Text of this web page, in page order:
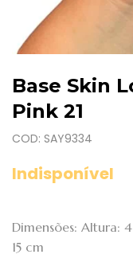
Base Skin
Pink 21
COD: SAY9334
Indisponível
Dimensões: Altura:
15 cm